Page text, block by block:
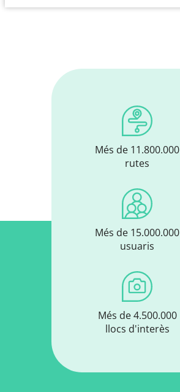
Més de 11.800.000
rutes
Més de 15.000.000
usuaris
Més de 4.500.000
llocs d'interès